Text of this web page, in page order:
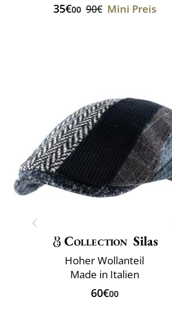
35€00 90€ Mini Preis
Collection Silas
Hoher Wollanteil
Made in Italien
60€00